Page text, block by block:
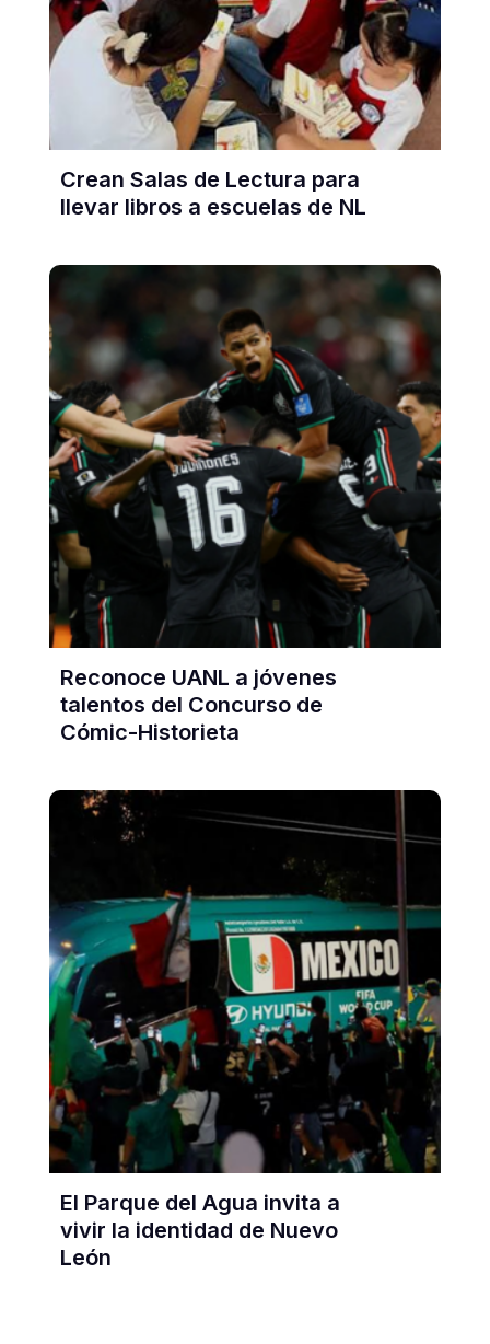
Crean Salas de Lectura para
llevar libros a escuelas de NL
Reconoce UANL a jóvenes
talentos del Concurso de
Cómic-Historieta
El Parque del Agua invita a
vivir la identidad de Nuevo
León